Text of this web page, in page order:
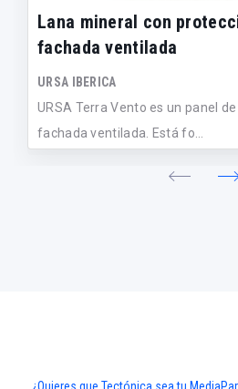
Lana mineral con
fachada ventilada
URSA IBERICA
URSA Terra Vento es un panel
fachada ventilada. Está fo...
¿Quieres que Tectónica sea tu